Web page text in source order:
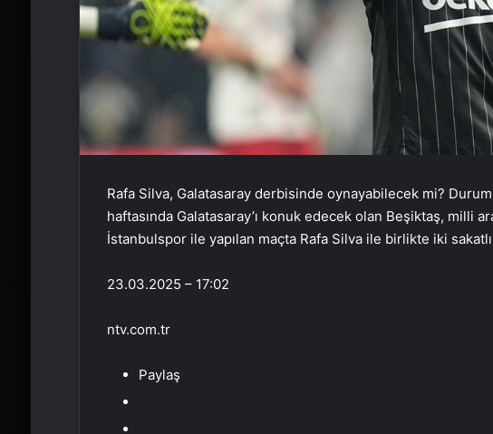
Rafa Silva, Galatasaray derbisinde oynayabilecek mi?
haftasında Galatasaray’ı konuk edecek olan Beşiktaş, milli
İstanbulspor ile yapılan maçta Rafa Silva ile birlikte iki
23.03.2025 – 17:02
ntv.com.tr
Paylaş